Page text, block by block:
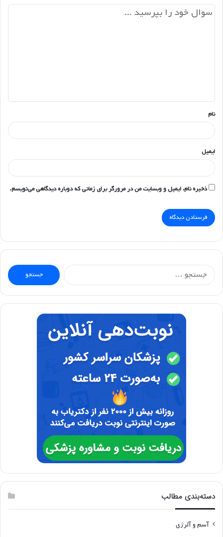
*
نام
ایمیل
ذخیره نام، ایمیل و وبسایت من در مرورگر برای زمانی که دوباره دیدگاهی می‌نویسم.
جستجو
برای:
دسته‌بندی مطالب
آسم و آلرژی